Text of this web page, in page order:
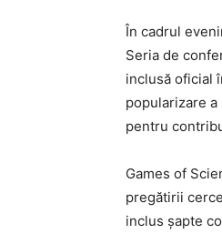
În cadrul
Seria de
inclusă oficial
popularizare a
pentru
Games of
pregătirii
inclus șapte